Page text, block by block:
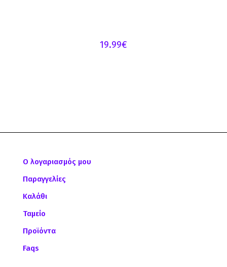
19.99€
Ο λογαριασμός μου
Παραγγελίες
Καλάθι
Ταμείο
Προϊόντα
Faqs